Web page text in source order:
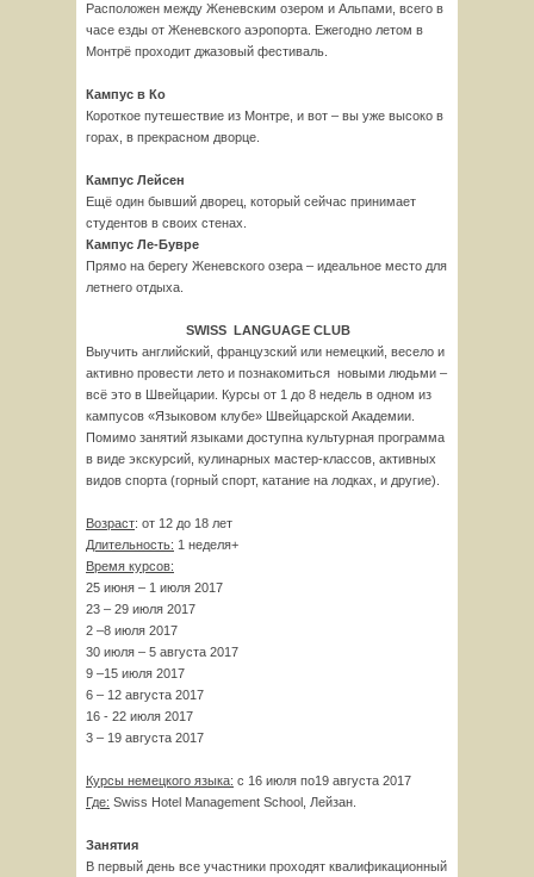
Расположен между Женевским озером и Альпами, всего в
часе езды от Женевского аэропорта. Ежегодно летом в
Монтрё проходит джазовый фестиваль.
Кампус в Ко
Короткое путешествие из Монтре, и вот – вы уже высоко в
горах, в прекрасном дворце.
Кампус Лейсен
Ещё один бывший дворец, который сейчас принимает
студентов в своих стенах.
Кампус Ле-Бувре
Прямо на берегу Женевского озера – идеальное место для
летнего отдыха.
SWISS LANGUAGE CLUB
Выучить английский, французский или немецкий, весело и
активно провести лето и познакомиться новыми людьми –
всё это в Швейцарии. Курсы от 1 до 8 недель в одном из
кампусов «Языковом клубе» Швейцарской Академии.
Помимо занятий языками доступна культурная программа
в виде экскурсий, кулинарных мастер-классов, активных
видов спорта (горный спорт, катание на лодках, и другие).
Возраст: от 12 до 18 лет
Длительность: 1 неделя+
Время курсов:
25 июня – 1 июля 2017
23 – 29 июля 2017
2 –8 июля 2017
30 июля – 5 августа 2017
9 –15 июля 2017
6 – 12 августа 2017
16 - 22 июля 2017
3 – 19 августа 2017
Курсы немецкого языка: с 16 июля по19 августа 2017
Где: Swiss Hotel Management School, Лейзан.
Занятия
В первый день все участники проходят квалификационный